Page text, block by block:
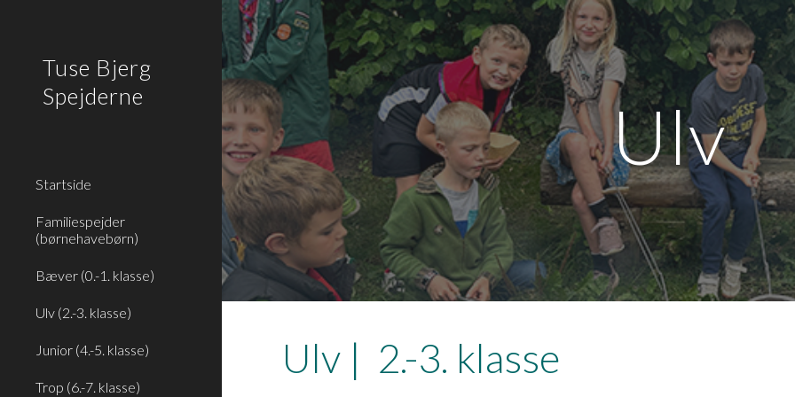
Skip to main content Skip to
Tuse Bjerg
Spejderne
Startside
Familiespejder
(børnehavebørn)
Bæver (0.-1. klasse)
Ulv (2.-3. klasse)
Junior (4.-5. klasse)
Trop (6.-7. klasse)
Ulv
Ulv | 2.-3. klasse